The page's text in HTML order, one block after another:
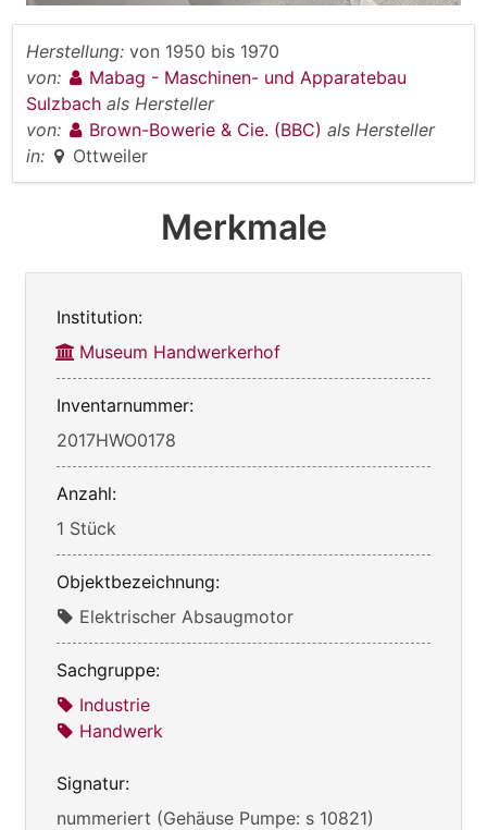
Herstellung: von 1950 bis 1970
von:
Mabag - Maschinen- und Apparatebau
Sulzbach als Hersteller
von:
Brown-Bowerie & Cie. (BBC) als Hersteller
in:
Ottweiler
Merkmale
Institution:
Museum Handwerkerhof
Inventarnummer:
2017HWO0178
Anzahl:
1 Stück
Objektbezeichnung:
Elektrischer Absaugmotor
Sachgruppe:
Industrie
Handwerk
Signatur:
nummeriert (Gehäuse Pumpe: s 10821)